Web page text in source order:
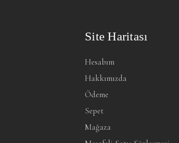
Site Haritası
Hesabım
Hakkımızda
Ödeme
Sepet
Mağaza